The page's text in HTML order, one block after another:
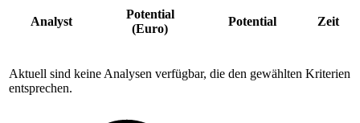
Analyst
Potential
(Euro)
Potential Zeit
Aktuell sind keine Analysen verfügbar, die den gewählten Kriterien
entsprechen.